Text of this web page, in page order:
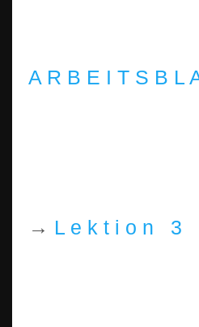
A R B E I T S B L
→ L e k t i o n 3